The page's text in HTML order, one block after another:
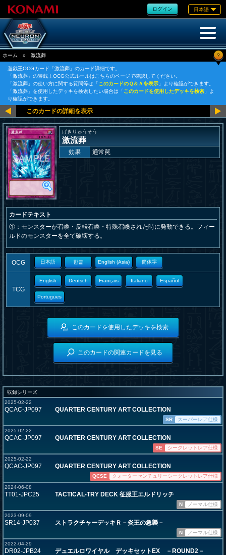
ログイン 日本語
ホーム » 激流葬 ?
遊戯王OCGカード「激流葬」のカード詳細です。
「激流葬」の遊戯王OCG公式ルールはこちらのページで確認してください。
「激流葬」の使い方に関する質問等は「このカードのＱ＆Ａを表示 」より確認ができます。
「激流葬」を使用したデッキを検索したい場合は「このカードを使用したデッキを検索 」よ
り確認ができます。
げきりゅうそう
激流葬
効果 通常罠
カードテキスト
①：モンスターが召喚・反転召喚・特殊召喚された時に発動できる。フィー
ルドのモンスターを全て破壊する。
OCG 日本語 한글 English (Asia) 簡体字
TCG
English Deutsch Français Italiano Español
Portugues
このカードを使用したデッキを検索
このカードの関連カードを見る
収録シリーズ
2025-02-22
QCAC-JP097 QUARTER CENTURY ART COLLECTION
SR
スーパーレア仕様
2025-02-22
QCAC-JP097 QUARTER CENTURY ART COLLECTION
SE
シークレットレア仕様
2025-02-22
QCAC-JP097 QUARTER CENTURY ART COLLECTION
QCSE
クォーターセンチュリーシークレットレア仕様
2024-06-08
TT01-JPC25 TACTICAL-TRY DECK 征服王エルドリッチ
N
ノーマル仕様
2023-09-09
SR14-JP037 ストラクチャーデッキＲ－炎王の急襲－
N
ノーマル仕様
2022-04-29
DR02-JPB24
デュエルロワイヤル デッキセットEX －ROUND2－